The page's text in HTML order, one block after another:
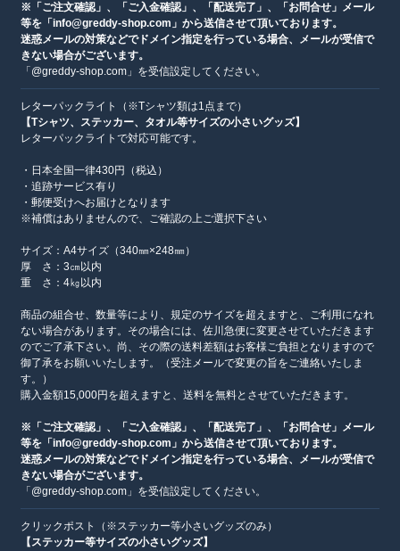
※「ご注文確認」、「ご入金確認」、「配送完了」、「お問合せ」メール
等を「info@greddy-shop.com」から送信させて頂いております。
迷惑メールの対策などでドメイン指定を行っている場合、メールが受信で
きない場合がございます。
「@greddy-shop.com」を受信設定してください。
レターパックライト（※Tシャツ類は1点まで）
【Tシャツ、ステッカー、タオル等サイズの小さいグッズ】
レターパックライトで対応可能です。
・日本全国一律430円（税込）
・追跡サービス有り
・郵便受けへお届けとなります
※補償はありませんので、ご確認の上ご選択下さい
サイズ：A4サイズ（340㎜×248㎜）
厚 さ：3㎝以内
重 さ：4㎏以内
商品の組合せ、数量等により、規定のサイズを超えますと、ご利用になれ
ない場合があります。その場合には、佐川急便に変更させていただきます
のでご了承下さい。尚、その際の送料差額はお客様ご負担となりますので
御了承をお願いいたします。（受注メールで変更の旨をご連絡いたしま
す。）
購入金額15,000円を超えますと、送料を無料とさせていただきます。
※「ご注文確認」、「ご入金確認」、「配送完了」、「お問合せ」メール
等を「info@greddy-shop.com」から送信させて頂いております。
迷惑メールの対策などでドメイン指定を行っている場合、メールが受信で
きない場合がございます。
「@greddy-shop.com」を受信設定してください。
クリックポスト（※ステッカー等小さいグッズのみ）
【ステッカー等サイズの小さいグッズ】